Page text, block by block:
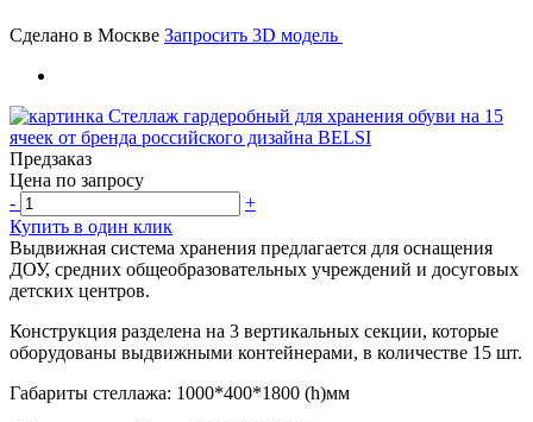
Сделано в Москве Запросить 3D модель
Предзаказ
Цена по запросу
-
+
Купить в один клик
Выдвижная система хранения предлагается для оснащения
ДОУ, средних общеобразовательных учреждений и досуговых
детских центров.
Конструкция разделена на 3 вертикальных секции, которые
оборудованы выдвижными контейнерами, в количестве 15 шт.
Габариты стеллажа: 1000*400*1800 (h)мм